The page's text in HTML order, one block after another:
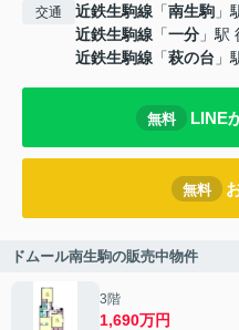
交通 近鉄生駒線 「南生駒 」
近鉄生駒線 「一分 」駅
近鉄生駒線 「萩の台 」
無料 LINE
無料
ドムール南生駒の販売中物件
3階
1,690万円